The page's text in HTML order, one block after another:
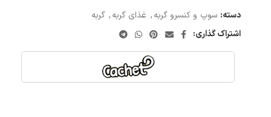
دسته: سوپ و کنسرو گربه, غذای گربه, گربه
اشتراک گذاری: